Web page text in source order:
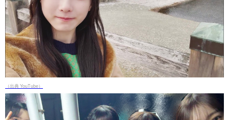
（出典 YouTube）